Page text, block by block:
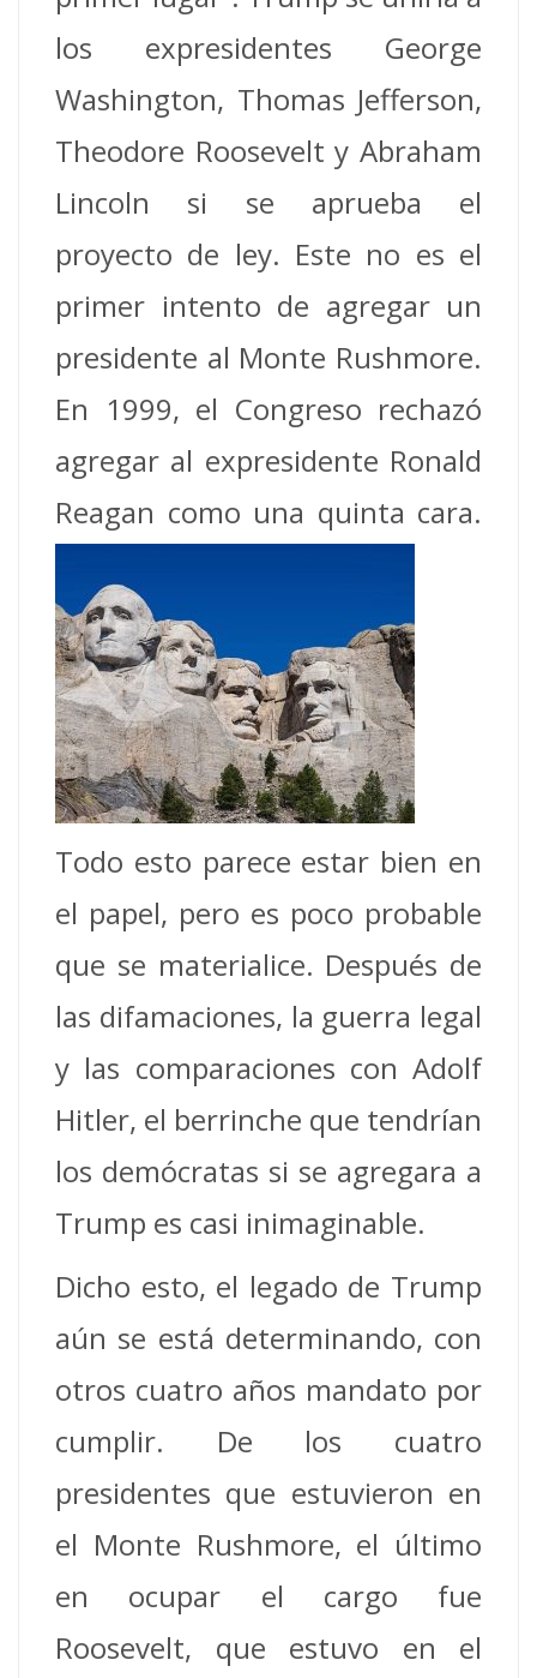
los expresidentes George
Washington, Thomas Jefferson,
Theodore Roosevelt y Abraham
Lincoln si se aprueba el
proyecto de ley. Este no es el
primer intento de agregar un
presidente al Monte Rushmore.
En 1999, el Congreso rechazó
agregar al expresidente Ronald
Reagan como una quinta cara.
Todo esto parece estar bien en
el papel, pero es poco probable
que se materialice. Después de
las difamaciones, la guerra legal
y las comparaciones con Adolf
Hitler, el berrinche que tendrían
los demócratas si se agregara a
Trump es casi inimaginable.
Dicho esto, el legado de Trump
aún se está determinando, con
otros cuatro años mandato por
cumplir. De los cuatro
presidentes que estuvieron en
el Monte Rushmore, el último
en ocupar el cargo fue
Roosevelt, que estuvo en el